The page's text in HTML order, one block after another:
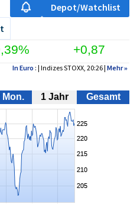
Depot/Watchlist
+0,87
In Euro : | Indizes STOXX, 20:26 | Mehr»
Mon. 1 Jahr Gesamt